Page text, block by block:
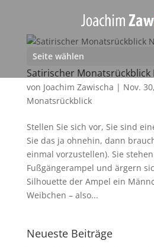
Seite wählen
Satirischer Monatsrückblick
von Joachim Zawischa | Nov.
Monatsrückblick
Stellen Sie sich vor, Sie sind
Sie das ja ohnehin, dann
einmal vorzustellen). Sie
Fußgängerampel und ärgern
Silhouette der Ampel ein
Weibchen – also...
Neueste Beiträge